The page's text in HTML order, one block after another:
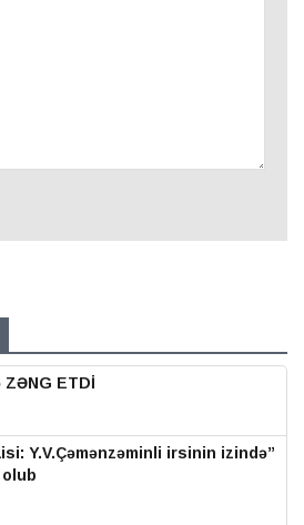
ETDİ
Y.V.Çəmənzəminli irsinin izində”
olub